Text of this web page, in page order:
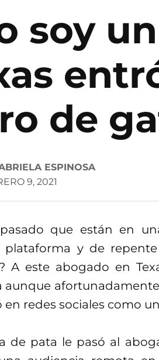
soy
de
ESPINOSA
9, 2021
que están en
plataforma y de
A este abogado en
aunque
en redes sociales como
de pata le pasó al